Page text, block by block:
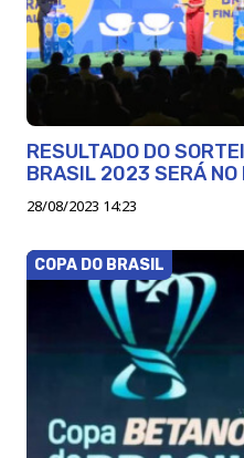
RESULTADO DO
BRASIL 2023 SERÁ NO
28/08/2023 14:23
COPA DO BRASIL